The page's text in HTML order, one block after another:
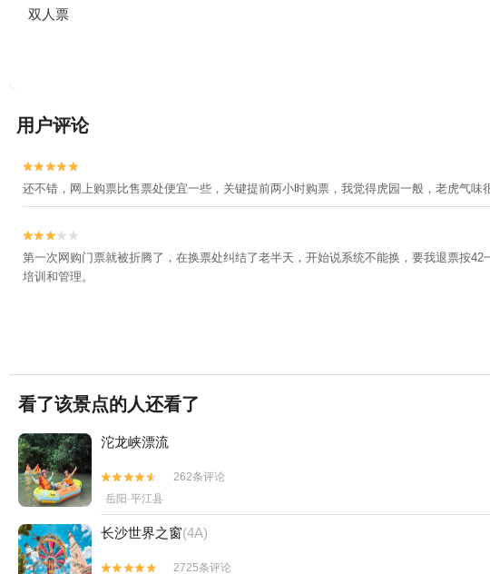
双人票
用户评论


还不错，网上购票比售票处便宜一些，关键提前两小时购票，我觉得虎园一般，老虎气


第一次网购门票就被折腾了，在换票处纠结了老半天，开始说系统不能换，要我退票按
培训和管理。
看了该景点的人还看了
沱龙峡漂流


262条评论
岳阳·平江县
长沙世界之窗(4A)

 2725条评论